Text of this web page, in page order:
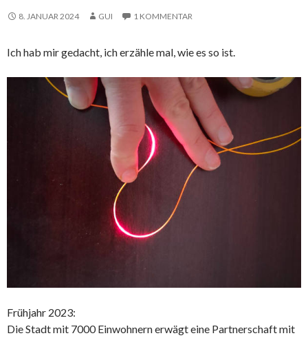
8. JANUAR 2024 GUI 1 KOMMENTAR
Ich hab mir gedacht, ich erzähle mal, wie es so ist.
Frühjahr 2023:
Die Stadt mit 7000 Einwohnern erwägt eine Partnerschaft mit